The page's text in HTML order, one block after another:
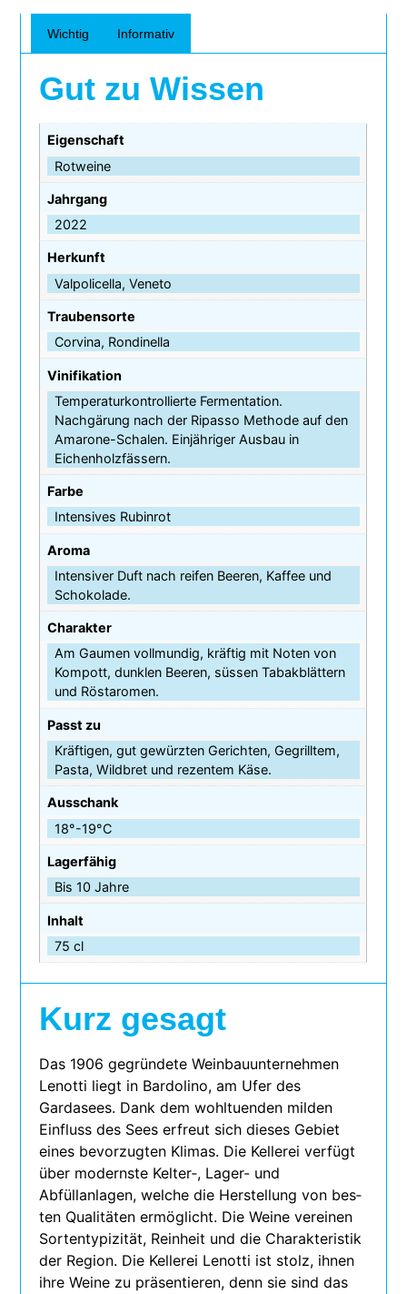
Wichtig Informativ
Gut zu Wissen
Eigenschaft
Rotweine
Jahrgang
2022
Herkunft
Valpolicella, Veneto
Traubensorte
Corvina, Rondinella
Vinifikation
Temperaturkontrollierte Fermentation.
Nachgärung nach der Ripasso Methode auf den
Amarone-Schalen. Einjähriger Ausbau in
Eichenholzfässern.
Farbe
Intensives Rubinrot
Aroma
Intensiver Duft nach reifen Beeren, Kaffee und
Schokolade.
Charakter
Am Gaumen vollmundig, kräftig mit Noten von
Kompott, dunklen Beeren, süssen Tabakblättern
und Röstaromen.
Passt zu
Kräftigen, gut gewürzten Gerichten, Gegrilltem,
Pasta, Wildbret und rezentem Käse.
Ausschank
18°-19°C
Lagerfähig
Bis 10 Jahre
Inhalt
75 cl
Kurz gesagt
Das 1906 gegrün­dete Weinbauunternehmen
Lenotti liegt in Bardolino, am Ufer des
Gardasees. Dank dem wohl­tu­en­den mil­den
Einfluss des Sees erfreut sich die­ses Gebiet
eines bevor­zug­ten Klimas. Die Kellerei ver­fügt
über modernste Kelter‑, Lager- und
Abfüllanlagen, wel­che die Herstellung von bes­
ten Qualitäten ermög­licht. Die Weine ver­ei­nen
Sortentypizität, Reinheit und die Charakteristik
der Region. Die Kellerei Lenotti ist stolz, ihnen
ihre Weine zu prä­sen­tie­ren, denn sie sind das